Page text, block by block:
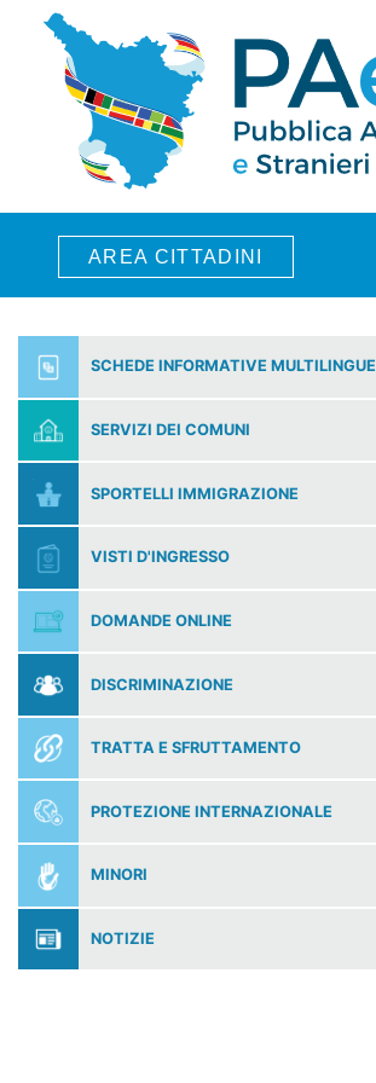
Skip to main content
AREA CITTADINI
SCHEDE INFORMATIVE MULTILINGUE
SERVIZI DEI COMUNI
SPORTELLI IMMIGRAZIONE
VISTI D'INGRESSO
DOMANDE ONLINE
DISCRIMINAZIONE
TRATTA E SFRUTTAMENTO
PROTEZIONE INTERNAZIONALE
MINORI
NOTIZIE